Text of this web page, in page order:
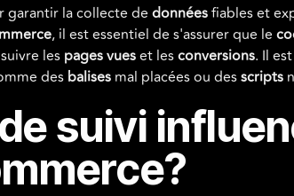
garantir la collecte de donnéesfiables et
, il est essentiel de s'assurer que le
les pages vueset lesconversions. Il
des balises mal placées ou desscripts
suivi